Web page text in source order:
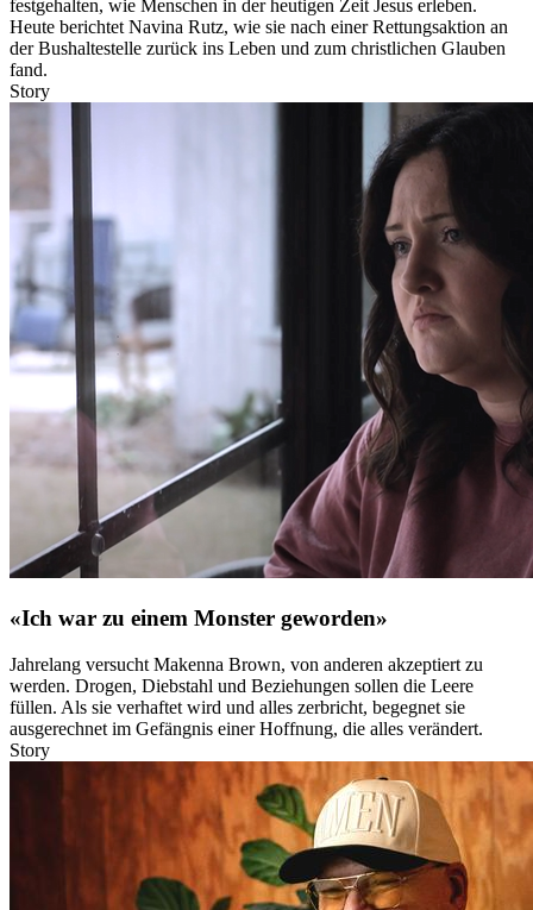
festgehalten, wie Menschen in der heutigen Zeit Jesus erleben.
Heute berichtet Navina Rutz, wie sie nach einer Rettungsaktion an
der Bushaltestelle zurück ins Leben und zum christlichen Glauben
fand.
Story
«Ich war zu einem Monster geworden»
Jahrelang versucht Makenna Brown, von anderen akzeptiert zu
werden. Drogen, Diebstahl und Beziehungen sollen die Leere
füllen. Als sie verhaftet wird und alles zerbricht, begegnet sie
ausgerechnet im Gefängnis einer Hoffnung, die alles verändert.
Story